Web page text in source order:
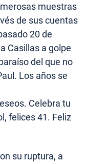
muestras
de sus cuentas
20 de
Casillas a golpe
del que no
Los años se
Celebra tu
felices 41. Feliz
su ruptura, a